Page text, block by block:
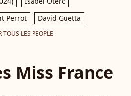
Perrot David Guetta
TOUS LES PEOPLE
Miss France